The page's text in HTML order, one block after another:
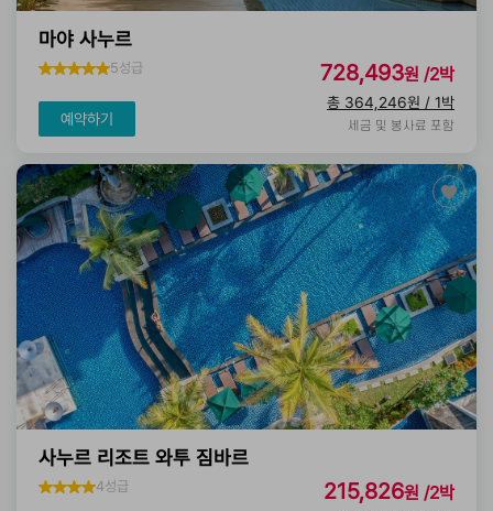
마야 사누르
5성급
예약하기
728,493원 /2박
총 364,246원 / 1박
세금 및 봉사료 포함
사누르 리조트 와투 짐바르
4성급 215,826원 /2박